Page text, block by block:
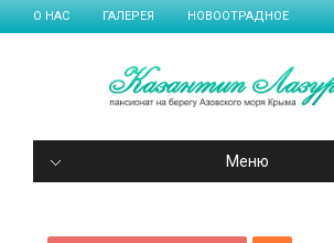
О НАС ГАЛЕРЕЯ НОВООТРАДНОЕ
Меню